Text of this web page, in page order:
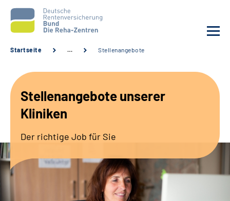
Unsere Kliniken
Sozialdienste & Zuweisende
Startseite … Stellenangebote
Stellenangebote unserer
Kliniken
Der richtige Job für Sie